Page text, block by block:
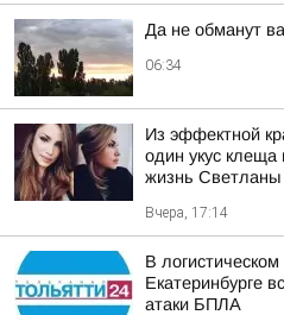
Да не обманут
06:34
Из эффектной
один укус клеща
жизнь Светланы
Вчера, 17:14
В
Екатеринбурге
атаки БПЛА